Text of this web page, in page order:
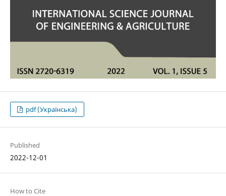
pdf (Українська)
Published
2022-12-01
How to Cite